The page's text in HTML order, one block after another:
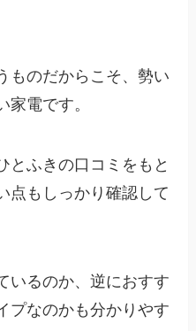
ものだからこそ、勢い
家電です。
とふきの口コミをもと
点もしっかり確認して
いるのか、逆におすす
プなのかも分かりやす